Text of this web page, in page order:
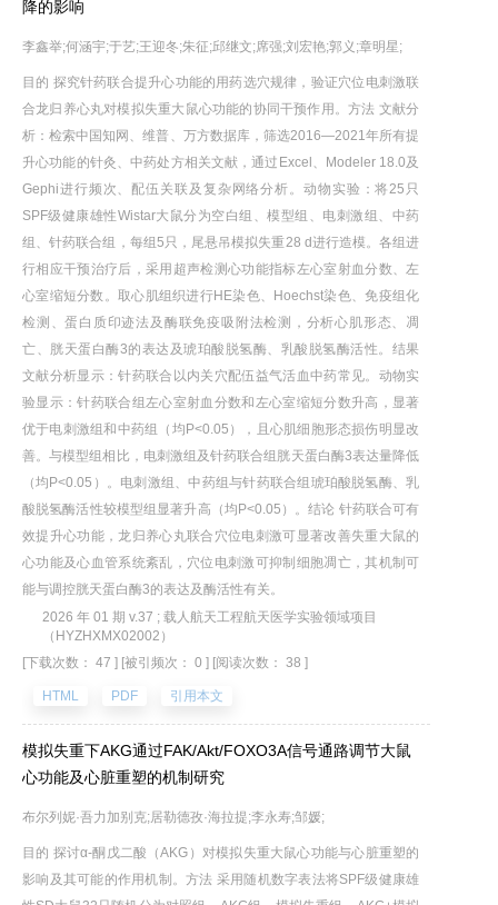
降的影响
李鑫举;何涵宇;于艺;王迎冬;朱征;邱继文;席强;刘宏艳;郭义;章明星;
目的 探究针药联合提升心功能的用药选穴规律，验证穴位电刺激联
合龙归养心丸对模拟失重大鼠心功能的协同干预作用。方法 文献分
析：检索中国知网、维普、万方数据库，筛选2016—2021年所有提
升心功能的针灸、中药处方相关文献，通过Excel、Modeler 18.0及
Gephi进行频次、配伍关联及复杂网络分析。动物实验：将25只
SPF级健康雄性Wistar大鼠分为空白组、模型组、电刺激组、中药
组、针药联合组，每组5只，尾悬吊模拟失重28 d进行造模。各组进
行相应干预治疗后，采用超声检测心功能指标左心室射血分数、左
心室缩短分数。取心肌组织进行HE染色、Hoechst染色、免疫组化
检测、蛋白质印迹法及酶联免疫吸附法检测，分析心肌形态、凋
亡、胱天蛋白酶3的表达及琥珀酸脱氢酶、乳酸脱氢酶活性。结果
文献分析显示：针药联合以内关穴配伍益气活血中药常见。动物实
验显示：针药联合组左心室射血分数和左心室缩短分数升高，显著
优于电刺激组和中药组（均P<0.05），且心肌细胞形态损伤明显改
善。与模型组相比，电刺激组及针药联合组胱天蛋白酶3表达量降低
（均P<0.05）。电刺激组、中药组与针药联合组琥珀酸脱氢酶、乳
酸脱氢酶活性较模型组显著升高（均P<0.05）。结论 针药联合可有
效提升心功能，龙归养心丸联合穴位电刺激可显著改善失重大鼠的
心功能及心血管系统紊乱，穴位电刺激可抑制细胞凋亡，其机制可
能与调控胱天蛋白酶3的表达及酶活性有关。
2026 年 01 期 v.37 ; 载人航天工程航天医学实验领域项目
（HYZHXMX02002）
[下载次数： 47 ] [被引频次： 0 ] [阅读次数： 38 ]
HTML PDF 引用本文
模拟失重下AKG通过FAK/Akt/FOXO3A信号通路调节大鼠
心功能及心脏重塑的机制研究
布尔列妮·吾力加别克;居勒德孜·海拉提;李永寿;邹媛;
目的 探讨α-酮戊二酸（AKG）对模拟失重大鼠心功能与心脏重塑的
影响及其可能的作用机制。方法 采用随机数字表法将SPF级健康雄